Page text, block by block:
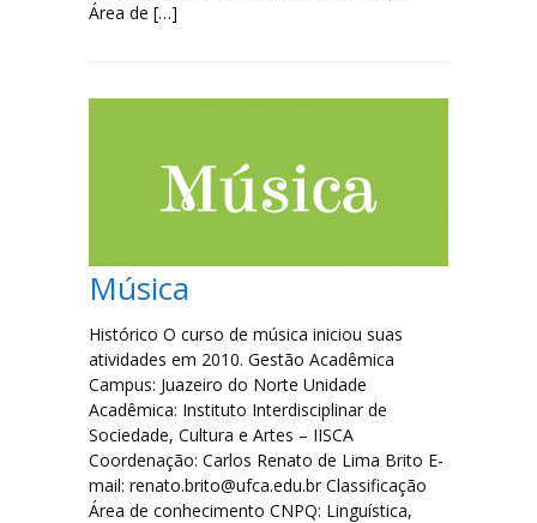
Área de […]
Música
Histórico O curso de música iniciou suas
atividades em 2010. Gestão Acadêmica
Campus: Juazeiro do Norte Unidade
Acadêmica: Instituto Interdisciplinar de
Sociedade, Cultura e Artes – IISCA
Coordenação: Carlos Renato de Lima Brito E-
mail: renato.brito@ufca.edu.br Classificação
Área de conhecimento CNPQ: Linguística,